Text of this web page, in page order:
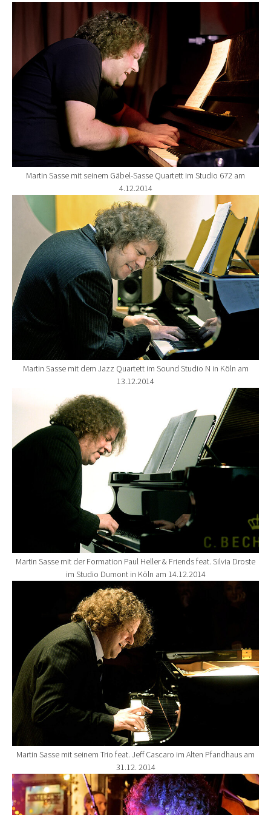
Show larger version for:
Martin Sasse mit seinem Gäbel-Sasse Quartett im Studio 672 am
4.12.2014
Show larger version for:
Martin Sasse mit dem Jazz Quartett im Sound Studio N in Köln am
13.12.2014
Show larger version for:
Martin Sasse mit der Formation Paul Heller & Friends feat. Silvia Droste
im Studio Dumont in Köln am 14.12.2014
Show larger version for:
Martin Sasse mit seinem Trio feat. Jeff Cascaro im Alten Pfandhaus am
31.12. 2014
Show larger version for: